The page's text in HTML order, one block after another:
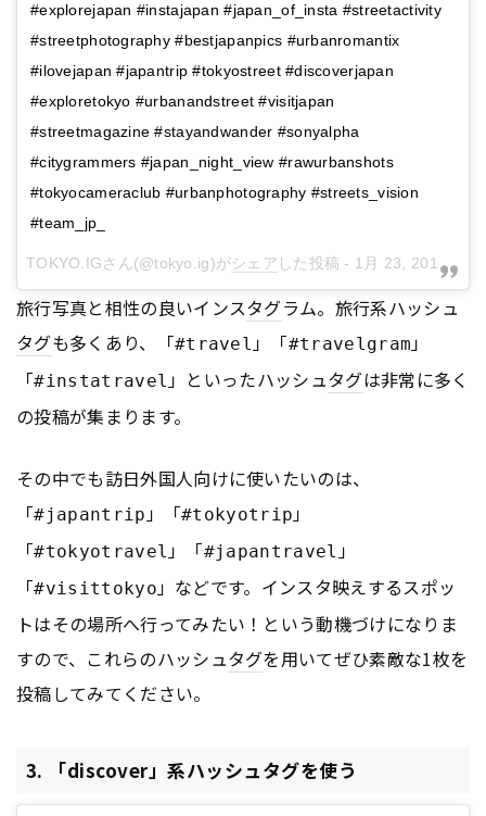
#explorejapan #instajapan #japan_of_insta #streetactivity
#streetphotography #bestjapanpics #urbanromantix
#ilovejapan #japantrip #tokyostreet #discoverjapan
#exploretokyo #urbanandstreet #visitjapan
#streetmagazine #stayandwander #sonyalpha
#citygrammers #japan_night_view #rawurbanshots
#tokyocameraclub #urbanphotography #streets_vision
#team_jp_
TOKYO.IGさん(@tokyo.ig)がシェア した投稿 - 1月 23, 2018 at 6:45午前 PST
旅行写真と相性の良いインスタグラム。旅行系ハッシュ
タグも多くあり、「#travel」「#travelgram」
「#instatravel」といったハッシュタグは非常に多く
の投稿が集まります。
その中でも訪日外国人向けに使いたいのは、
「#japantrip」「#tokyotrip」
「#tokyotravel」「#japantravel 」
「#visittokyo」などです。インスタ映えするスポッ
トはその場所へ行ってみたい！という動機づけになりま
すので、これらのハッシュタグを用いてぜひ素敵な1枚を
投稿してみてください。
3. 「discover」系ハッシュタグを使う